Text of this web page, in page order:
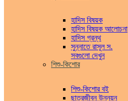
হাদিস বিষয়ক
হাদিস বিষয়ক আলোচনা
হাদিস গ্রন্থ
সুন্নাতে রাসূল স.
সবগুলো দেখুন
শিশু-কিশোর
শিশু-কিশোর বই
ছাত্রজীবন উন্নয়ন